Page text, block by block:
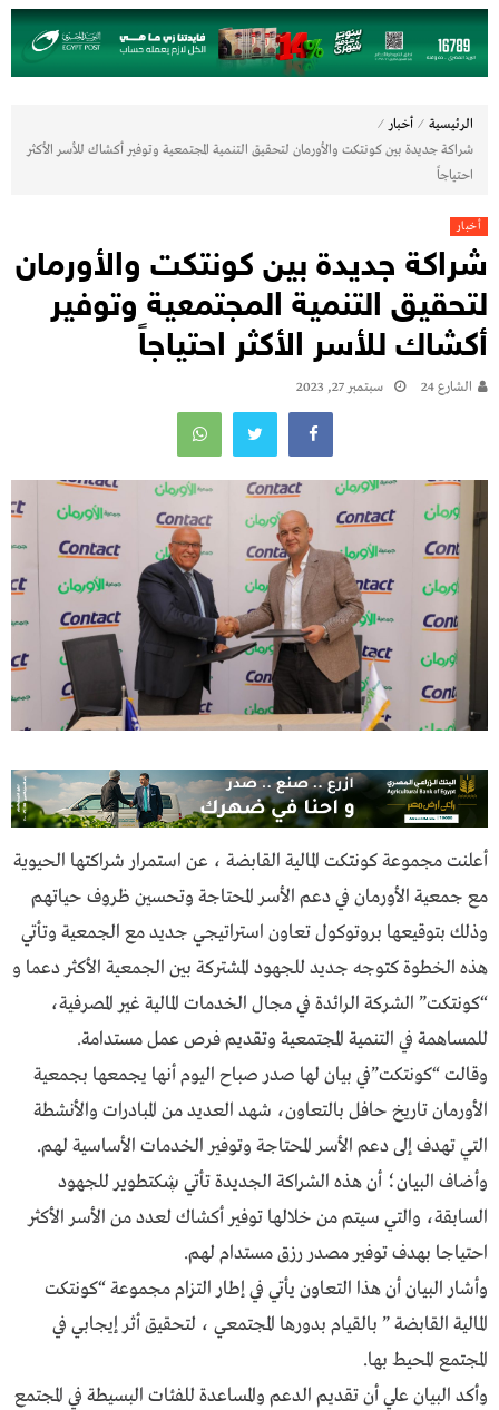
الرئيسية ⁄ أخبار ⁄
شراكة جديدة بين كونتكت والأورمان لتحقيق التنمية المجتمعية وتوفير أكشاك للأسر الأكثر
احتياجاً
أخبار
شراكة جديدة بين كونتكت والأورمان
لتحقيق التنمية المجتمعية وتوفير
أكشاك للأسر الأكثر احتياجاً
الشارع 24 سبتمبر 27, 2023
أعلنت مجموعة كونتكت المالية القابضة ، عن استمرار شراكتها الحيوية
مع جمعية الأورمان في دعم الأسر المحتاجة وتحسين ظروف حياتهم
وذلك بتوقيعها بروتوكول تعاون استراتيجي جديد مع الجمعية وتأتي
هذه الخطوة كتوجه جديد للجهود المشتركة بين الجمعية الأكثر دعما و
“كونتكت” الشركة الرائدة في مجال الخدمات المالية غير المصرفية،
للمساهمة في التنمية المجتمعية وتقديم فرص عمل مستدامة.
وقالت “كونتكت”في بيان لها صدر صباح اليوم أنها يجمعها بجمعية
الأورمان تاريخ حافل بالتعاون، شهد العديد من المبادرات والأنشطة
التي تهدف إلى دعم الأسر المحتاجة وتوفير الخدمات الأساسية لهم.
وأضاف البيان؛ أن هذه الشراكة الجديدة تأتي ڜكتطوير للجهود
السابقة، والتي سيتم من خلالها توفير أكشاك لعدد من الأسر الأكثر
احتياجا بهدف توفير مصدر رزق مستدام لهم.
وأشار البيان أن هذا التعاون يأتي في إطار التزام مجموعة “كونتكت
المالية القابضة ” بالقيام بدورها المجتمعي ، لتحقيق أثر إيجابي في
المجتمع المحيط بها.
وأكد البيان علي أن تقديم الدعم والمساعدة للفئات البسيطة في المجتمع